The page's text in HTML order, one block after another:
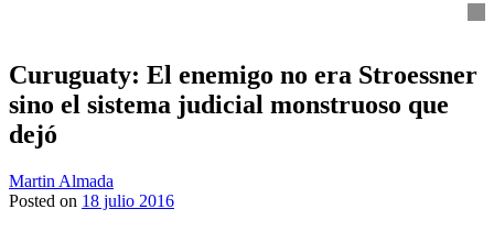
Curuguaty: El enemigo no era Stroessner
sino el sistema judicial monstruoso que
dejó
Martin Almada
Posted on 18 julio 2016